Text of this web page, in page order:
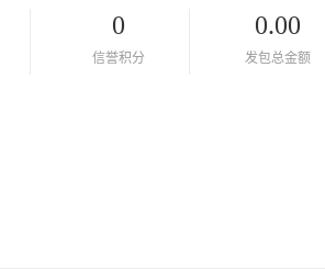
0
信誉积分
0.00
发包总金额